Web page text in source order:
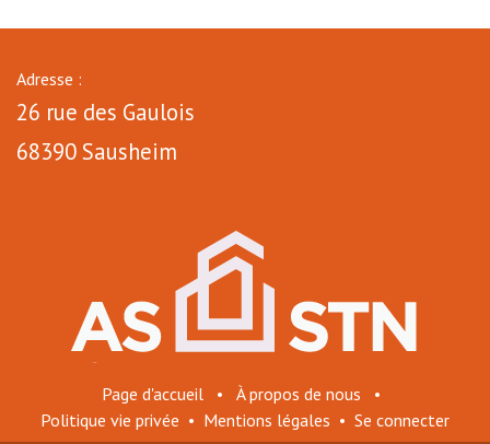
Adresse :
26 rue des Gaulois
68390 Sausheim
Page d'accueil • À propos de nous
•
Politique vie privée • Mentions légales • Se connecter